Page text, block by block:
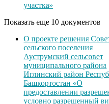
участка»
Показать еще 10 документов
О проекте решения
сельского поселения
Ауструмский сельсовет
муниципального района
Иглинский район
Башкортостан «О
предоставлении
условно разрешенный